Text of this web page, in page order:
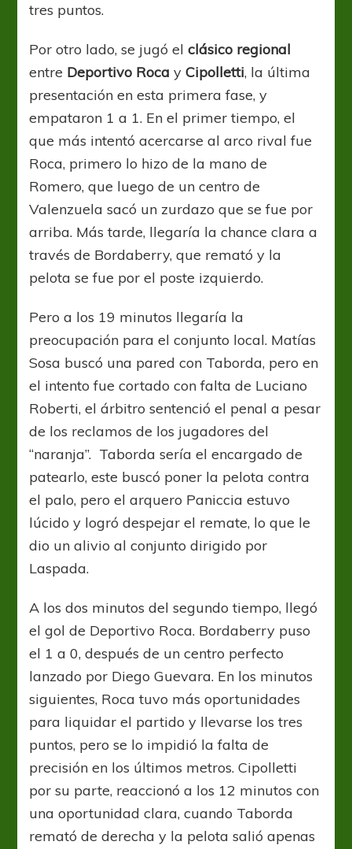
tres puntos.
Por otro lado, se jugó elclásico regional
entre Deportivo Roca yCipolletti, la última
presentación en esta primera fase, y
empataron 1 a 1. En el primer tiempo, el
que más intentó acercarse al arco rival fue
Roca, primero lo hizo de la mano de
Romero, que luego de un centro de
Valenzuela sacó un zurdazo que se fue por
arriba. Más tarde, llegaría la chance clara a
través de Bordaberry, que remató y la
pelota se fue por el poste izquierdo.
Pero a los 19 minutos llegaría la
preocupación para el conjunto local. Matías
Sosa buscó una pared con Taborda, pero en
el intento fue cortado con falta de Luciano
Roberti, el árbitro sentenció el penal a pesar
de los reclamos de los jugadores del
“naranja”. Taborda sería el encargado de
patearlo, este buscó poner la pelota contra
el palo, pero el arquero Paniccia estuvo
lúcido y logró despejar el remate, lo que le
dio un alivio al conjunto dirigido por
Laspada.
A los dos minutos del segundo tiempo, llegó
el gol de Deportivo Roca. Bordaberry puso
el 1 a 0, después de un centro perfecto
lanzado por Diego Guevara. En los minutos
siguientes, Roca tuvo más oportunidades
para liquidar el partido y llevarse los tres
puntos, pero se lo impidió la falta de
precisión en los últimos metros. Cipolletti
por su parte, reaccionó a los 12 minutos con
una oportunidad clara, cuando Taborda
remató de derecha y la pelota salió apenas